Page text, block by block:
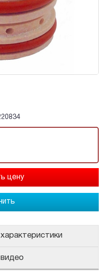
характеристики
видео